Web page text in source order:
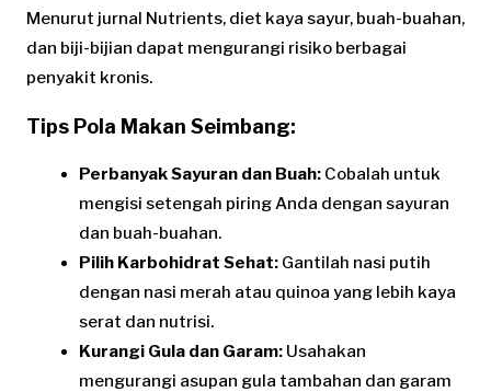
Menurut jurnal Nutrients, diet kaya sayur, buah-buahan,
dan biji-bijian dapat mengurangi risiko berbagai
penyakit kronis.
Tips Pola Makan Seimbang:
Perbanyak Sayuran dan Buah: Cobalah untuk
mengisi setengah piring Anda dengan sayuran
dan buah-buahan.
Pilih Karbohidrat Sehat: Gantilah nasi putih
dengan nasi merah atau quinoa yang lebih kaya
serat dan nutrisi.
Kurangi Gula dan Garam: Usahakan
mengurangi asupan gula tambahan dan garam